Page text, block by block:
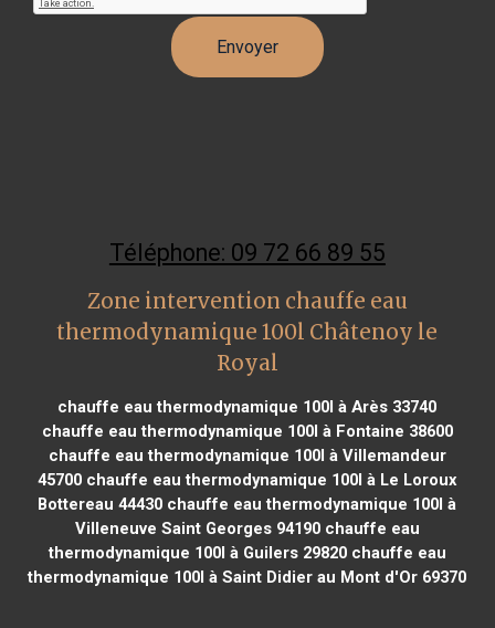
Téléphone: 09 72 66 89 55
Zone intervention chauffe eau
thermodynamique 100l Châtenoy le
Royal
chauffe eau thermodynamique 100l à Arès 33740
chauffe eau thermodynamique 100l à Fontaine 38600
chauffe eau thermodynamique 100l à Villemandeur
45700 chauffe eau thermodynamique 100l à Le Loroux
Bottereau 44430 chauffe eau thermodynamique 100l à
Villeneuve Saint Georges 94190chauffe eau
thermodynamique 100l à Guilers 29820chauffe eau
thermodynamique 100l à Saint Didier au Mont d'Or 69370